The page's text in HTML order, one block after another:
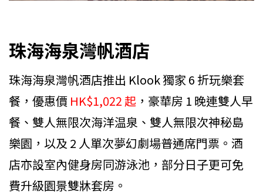
珠海海泉灣帆酒店
珠海海泉灣帆酒店推出 Klook 獨家 6 折玩樂套
餐，優惠價 HK$1,022 起 ，豪華房 1 晚連雙人早
餐、雙人無限次海洋温泉、雙人無限次神秘島
樂園，以及 2 人單次夢幻劇場普通席門票。酒
店亦設室內健身房同游泳池，部分日子更可免
費升級園景雙牀套房。